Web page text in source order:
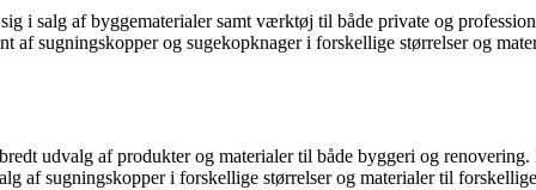
i salg af byggematerialer samt værktøj til både private og
af sugningskopper og sugekopknager i forskellige størrelser og
udvalg af produkter og materialer til både byggeri og
af sugningskopper i forskellige størrelser og materialer til